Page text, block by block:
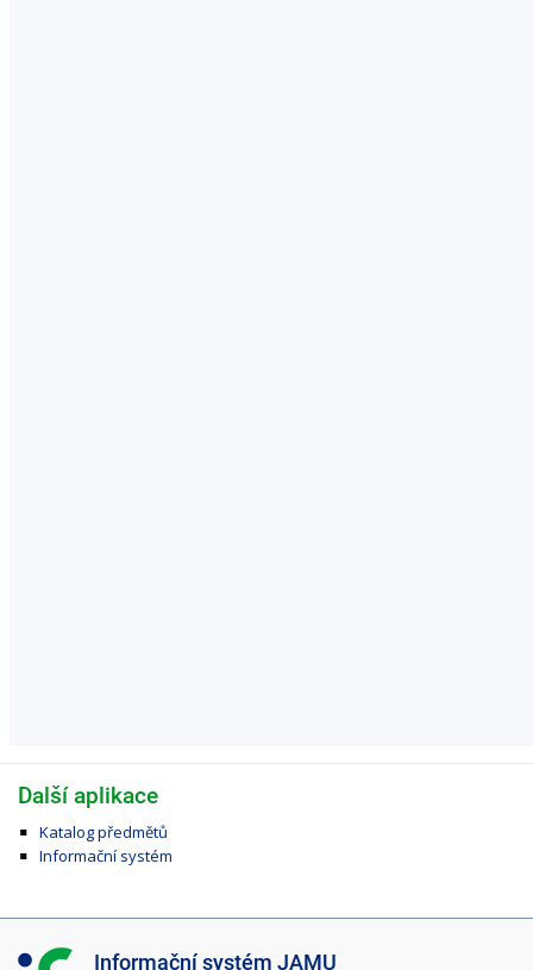
Další aplikace
Katalog předmětů
Informační systém
I Informační systém JAMU